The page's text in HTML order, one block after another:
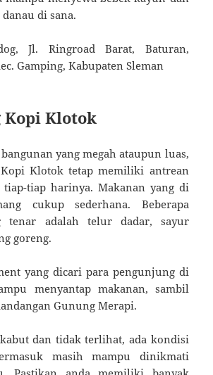
di sana.
Jl. Ringroad Barat, Baturan,
Gamping, Kabupaten Sleman
Kopi Klotok
yang megah ataupun luas,
Klotok tetap memiliki antrean
tiap-tiap harinya. Makanan yang di
cukup sederhana. Beberapa
tenar adalah telur dadar, sayur
goreng.
yang dicari para pengunjung di
menyantap makanan, sambil
Gunung Merapi.
dan tidak terlihat, ada kondisi
masih mampu dinikmati